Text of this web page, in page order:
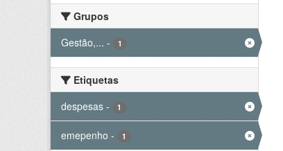
Grupos
Gestão,... - 1
Etiquetas
despesas - 1
emepenho - 1